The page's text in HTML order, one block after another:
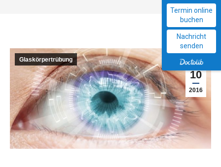
Termin online
buchen
Nachricht
senden
Feb.
10
2016
Glaskörpertrübung